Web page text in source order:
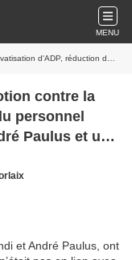
MENU
conseiller municipal démissionnent du Conseil Municipal de La Feuillée
contre la
personnel
Paulus et un
du
et André Paulus, ont